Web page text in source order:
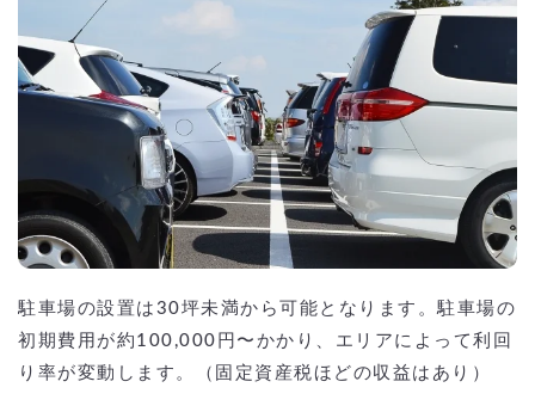
駐車場の設置は30坪未満から可能となります。駐車場の
初期費用が約100,000円〜かかり、エリアによって利回
り率が変動します。（固定資産税ほどの収益はあり）